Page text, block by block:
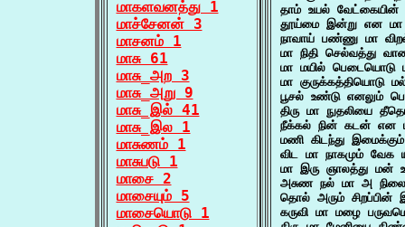
மாகளவனத்து 1
மாச்சேனன் 3
மாசனம் 1
மாசு 61
மாசு_அற 3
மாசு_அறு 9
மாசு_இல் 41
மாசு_இல 1
மாசுணம் 1
மாசுபடு 1
மாசை 2
மாசையும் 5
மாசையொடு 1
தாம் உயல் வேட்கையின்
தூய்மை இன்று என
நாவாய் பண்ணு மா
மா நிதி செல்வத்து
மா மயில்
மா
பூசல் உண்டு எனலும்
திரு மா நுதலியை
நீக்கல் நின் கடன் என
மணி கிடந்து
விட மா நாகமும்
மா இரு ஞாலத்து
அசுண நல் மா அ
தொல் அரும்
கருவி மா மழை